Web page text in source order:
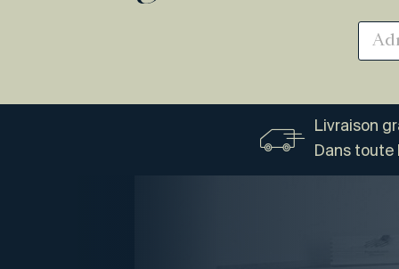
Livraison
Dans toute